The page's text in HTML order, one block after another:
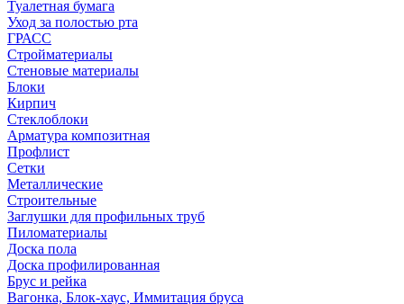
Туалетная бумага
Уход за полостью рта
ГРАСС
Стройматериалы
Стеновые материалы
Блоки
Кирпич
Стеклоблоки
Арматура композитная
Профлист
Сетки
Металлические
Строительные
Заглушки для профильных труб
Пиломатериалы
Доска пола
Доска профилированная
Брус и рейка
Вагонка, Блок-хаус, Иммитация бруса